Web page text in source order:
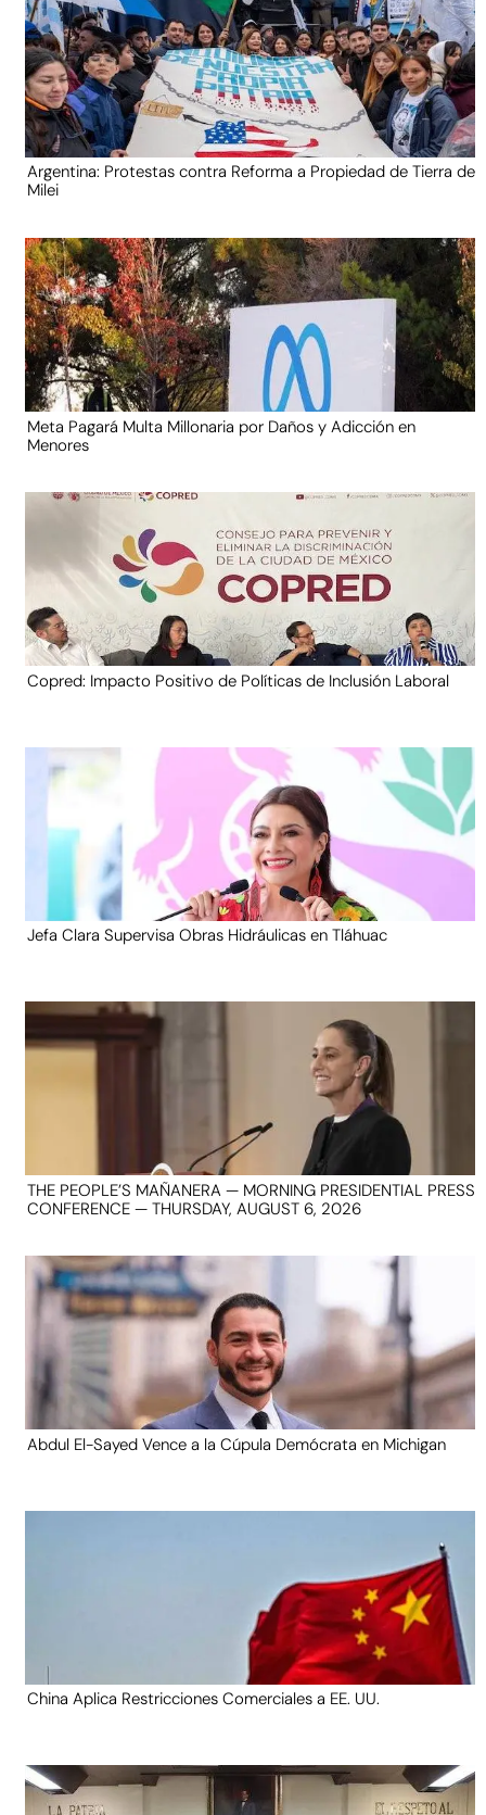
Argentina: Protestas contra Reforma a Propiedad de Tierra de
Milei
Meta Pagará Multa Millonaria por Daños y Adicción en
Menores
Copred: Impacto Positivo de Políticas de Inclusión Laboral
Jefa Clara Supervisa Obras Hidráulicas en Tláhuac
THE PEOPLE’S MAÑANERA — MORNING PRESIDENTIAL PRESS
CONFERENCE — THURSDAY, AUGUST 6, 2026
Abdul El-Sayed Vence a la Cúpula Demócrata en Michigan
China Aplica Restricciones Comerciales a EE. UU.